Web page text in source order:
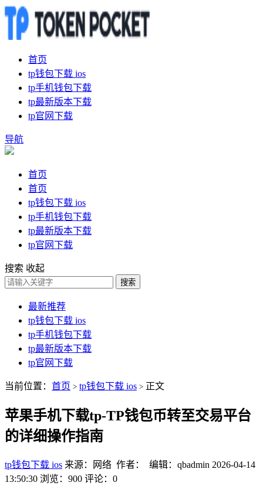
首页
tp钱包下载 ios
tp手机钱包下载
tp最新版本下载
tp官网下载
导航
首页
首页
tp钱包下载 ios
tp手机钱包下载
tp最新版本下载
tp官网下载
搜索 收起
搜索
最新推荐
tp钱包下载 ios
tp手机钱包下载
tp最新版本下载
tp官网下载
当前位置： 首页 > tp钱包下载 ios > 正文
苹果手机下载tp-TP钱包币转至交易平台
的详细操作指南
tp钱包下载 ios 来源：网络 作者： 编辑：qbadmin 2026-04-14
13:50:30 浏览：900 评论：0